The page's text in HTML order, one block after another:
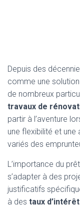
Depuis des
comme une
de nombreux
travaux de
partir à l’aventure
une flexibilité et
variés des
L’importance du
s’adapter à des
justificatifs
à des taux